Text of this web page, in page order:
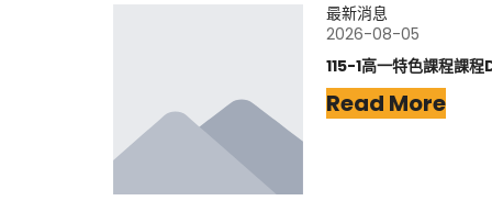
最新消息
2026-08-05
115-1高一特色課程課程
Read More